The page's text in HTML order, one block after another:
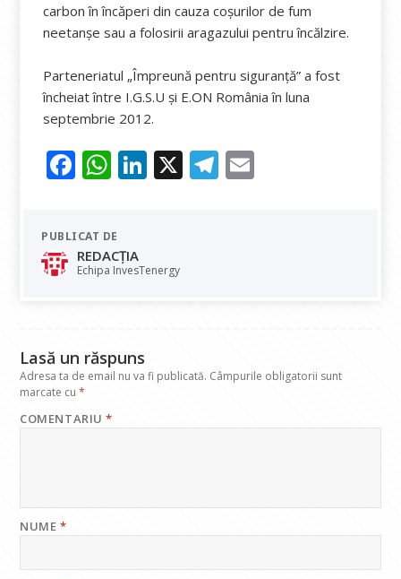
carbon în încăperi din cauza coșurilor de fum
neetanșe sau a folosirii aragazului pentru încălzire.
Parteneriatul „Împreună pentru siguranță” a fost
încheiat între I.G.S.U și E.ON România în luna
septembrie 2012.
F
e
b
o
W
at
s
A
Li
dI
X T
PUBLICAT DE
REDACȚIA
Echipa InvesTenergy
Lasă un răspuns
Adresa ta de email nu va fi publicată. Câmpurile obligatorii sunt
marcate cu*
COMENTARIU*
NUME*